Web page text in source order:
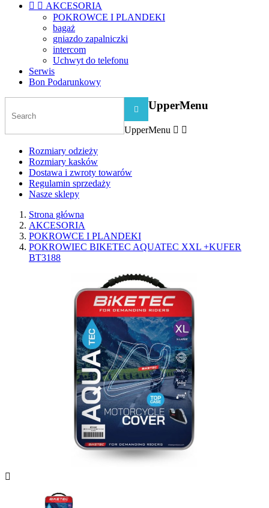
  AKCESORIA
POKROWCE I PLANDEKI
bagaż
gniazdo zapalniczki
intercom
Uchwyt do telefonu
Serwis
Bon Podarunkowy
 UpperMenu
UpperMenu  
Rozmiary odzieży
Rozmiary kasków
Dostawa i zwroty towarów
Regulamin sprzedaży
Nasze sklepy
Strona główna
AKCESORIA
POKROWCE I PLANDEKI
POKROWIEC BIKETEC AQUATEC XXL +KUFER
BT3188
